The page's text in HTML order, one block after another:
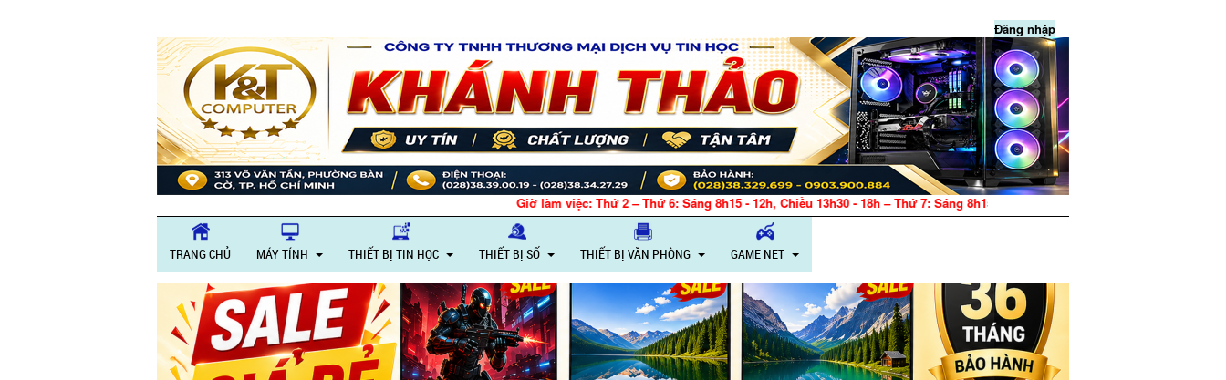
Đăng nhập
Giờ làm việc: Thứ 2 – Thứ 6: Sáng 8h15 - 12h, Chiều 13h30 - 18h – Thứ 7: Sáng 8h15 - 12h, Chiều 13h30 - 17h – CN: Nghỉ
TRANG CHỦ MÁY TÍNH THIẾT BỊ TIN HỌC THIẾT BỊ SỐ THIẾT BỊ VĂN PHÒNG GAME NET